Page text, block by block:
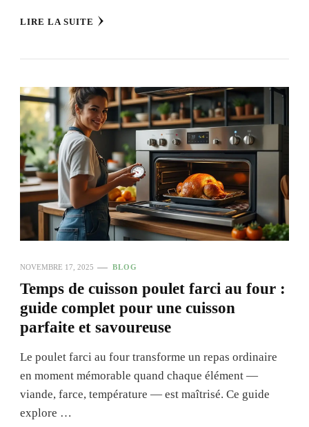
LIRE LA SUITE
NOVEMBRE 17, 2025 BLOG
Temps de cuisson poulet farci au four :
guide complet pour une cuisson
parfaite et savoureuse
Le poulet farci au four transforme un repas ordinaire
en moment mémorable quand chaque élément —
viande, farce, température — est maîtrisé. Ce guide
explore …